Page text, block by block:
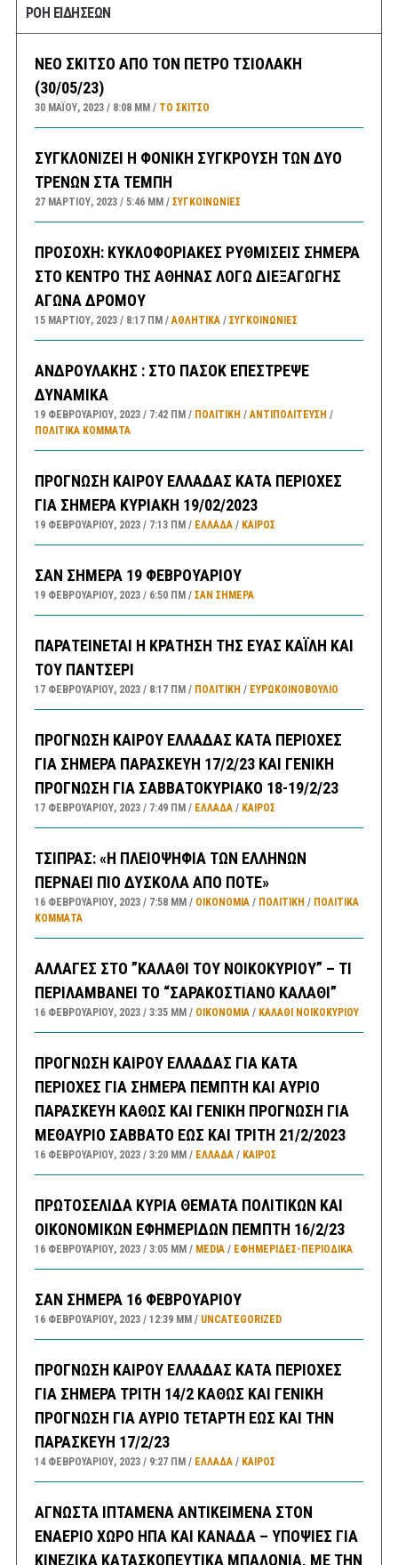
ΡΟΗ ΕΙΔΗΣΕΩΝ
ΝΕΟ ΣΚΙΤΣΟ ΑΠΟ ΤΟΝ ΠΕΤΡΟ ΤΣΙΟΛΑΚΗ
(30/05/23)
30 ΜΑΪ́ΟΥ, 2023 8:08 ΜΜ ΤΟ ΣΚΊΤΣΟ
ΣΥΓΚΛΟΝΙΖΕΙ Η ΦΟΝΙΚΗ ΣΥΓΚΡΟΥΣΗ ΤΩΝ ΔΥΟ
ΤΡΕΝΩΝ ΣΤΑ ΤΕΜΠΗ
27 ΜΑΡΤΊΟΥ, 2023 5:46 ΜΜ ΣΥΓΚΟΙΝΩΝΊΕΣ
ΠΡΟΣΟΧΗ: ΚΥΚΛΟΦΟΡΙΑΚΕΣ ΡΥΘΜΙΣΕΙΣ ΣΗΜΕΡΑ
ΣΤΟ ΚΕΝΤΡΟ ΤΗΣ ΑΘΗΝΑΣ ΛΟΓΩ ΔΙΕΞΑΓΩΓΗΣ
ΑΓΩΝΑ ΔΡΟΜΟΥ
15 ΜΑΡΤΊΟΥ, 2023 8:17 ΠΜ ΑΘΛΗΤΙΚΑ/ ΣΥΓΚΟΙΝΩΝΊΕΣ
ΑΝΔΡΟΥΛΑΚΗΣ : ΣΤΟ ΠΑΣΟΚ ΕΠΕΣΤΡΕΨΕ
ΔΥΝΑΜΙΚΑ
19 ΦΕΒΡΟΥΑΡΊΟΥ, 2023 7:42 ΠΜ ΠΟΛΙΤΙΚΗ /ΑΝΤΙΠΟΛΊΤΕΥΣΗ /
ΠΟΛΙΤΙΚΆ ΚΌΜΜΑΤΑ
ΠΡΟΓΝΩΣΗ ΚΑΙΡΟΥ ΕΛΛΑΔΑΣ ΚΑΤΑ ΠΕΡΙΟΧΕΣ
ΓΙΑ ΣΗΜΕΡΑ ΚΥΡΙΑΚΗ 19/02/2023
19 ΦΕΒΡΟΥΑΡΊΟΥ, 2023 7:13 ΠΜ ΕΛΛΑΔA/ ΚΑΙΡΌΣ
ΣΑΝ ΣΗΜΕΡΑ 19 ΦΕΒΡΟΥΑΡΙΟΥ
19 ΦΕΒΡΟΥΑΡΊΟΥ, 2023 6:50 ΠΜ ΣΑΝ ΣΉΜΕΡΑ
ΠΑΡΑΤΕΙΝΕΤΑΙ Η ΚΡΑΤΗΣΗ ΤΗΣ ΕΥΑΣ ΚΑΪΛΗ ΚΑΙ
ΤΟΥ ΠΑΝΤΣΕΡΙ
17 ΦΕΒΡΟΥΑΡΊΟΥ, 2023 8:17 ΠΜ ΠΟΛΙΤΙΚΗ / ΕΥΡΩΚΟΙΝΟΒΟΥΛΙΟ
ΠΡΟΓΝΩΣΗ ΚΑΙΡΟΥ ΕΛΛΑΔΑΣ ΚΑΤΑ ΠΕΡΙΟΧΕΣ
ΓΙΑ ΣΗΜΕΡΑ ΠΑΡΑΣΚΕΥΗ 17/2/23 ΚΑΙ ΓΕΝΙΚΗ
ΠΡΟΓΝΩΣΗ ΓΙΑ ΣΑΒΒΑΤΟΚΥΡΙΑΚΟ 18-19/2/23
17 ΦΕΒΡΟΥΑΡΊΟΥ, 2023 7:49 ΠΜ ΕΛΛΑΔA/ ΚΑΙΡΌΣ
ΤΣΙΠΡΑΣ: «Η ΠΛΕΙΟΨΗΦΙΑ ΤΩΝ ΕΛΛΗΝΩΝ
ΠΕΡΝΑΕΙ ΠΙΟ ΔΥΣΚΟΛΑ ΑΠΟ ΠΟΤΕ»
16 ΦΕΒΡΟΥΑΡΊΟΥ, 2023 7:58 ΜΜ ΟΙΚΟΝΟΜΙΑ/ ΠΟΛΙΤΙΚΗ / ΠΟΛΙΤΙΚΆ
ΚΌΜΜΑΤΑ
ΑΛΛΑΓΕΣ ΣΤΟ ”ΚΑΛΑΘΙ ΤΟΥ ΝΟΙΚΟΚΥΡΙΟΥ” – ΤΙ
ΠΕΡΙΛΑΜΒΑΝΕΙ ΤΟ “ΣΑΡΑΚΟΣΤΙΑΝΟ ΚΑΛΑΘΙ”
16 ΦΕΒΡΟΥΑΡΊΟΥ, 2023 3:35 ΜΜ ΟΙΚΟΝΟΜΙΑ/ ΚΑΛΑΘΙ ΝΟΙΚΟΚΥΡΙΟΥ
ΠΡΟΓΝΩΣΗ ΚΑΙΡΟΥ ΕΛΛΑΔΑΣ ΓΙΑ ΚΑΤΑ
ΠΕΡΙΟΧΕΣ ΓΙΑ ΣΗΜΕΡΑ ΠΕΜΠΤΗ ΚΑΙ ΑΥΡΙΟ
ΠΑΡΑΣΚΕΥΗ ΚΑΘΩΣ ΚΑΙ ΓΕΝΙΚΗ ΠΡΟΓΝΩΣΗ ΓΙΑ
ΜΕΘΑΥΡΙΟ ΣΑΒΒΑΤΟ ΕΩΣ ΚΑΙ ΤΡΙΤΗ 21/2/2023
16 ΦΕΒΡΟΥΑΡΊΟΥ, 2023 3:20 ΜΜ ΕΛΛΑΔA/ ΚΑΙΡΌΣ
ΠΡΩΤΟΣΕΛΙΔΑ ΚΥΡΙΑ ΘΕΜΑΤΑ ΠΟΛΙΤΙΚΩΝ ΚΑΙ
ΟΙΚΟΝΟΜΙΚΩΝ ΕΦΗΜΕΡΙΔΩΝ ΠΕΜΠΤΗ 16/2/23
16 ΦΕΒΡΟΥΑΡΊΟΥ, 2023 3:05 ΜΜ MEDIA/ ΕΦΗΜΕΡΊΔΕΣ-ΠΕΡΙΟΔΙΚΆ
ΣΑΝ ΣΗΜΕΡΑ 16 ΦΕΒΡΟΥΑΡΙΟΥ
16 ΦΕΒΡΟΥΑΡΊΟΥ, 2023 12:39 ΜΜ UNCATEGORIZED
ΠΡΟΓΝΩΣΗ ΚΑΙΡΟΥ ΕΛΛΑΔΑΣ ΚΑΤΑ ΠΕΡΙΟΧΕΣ
ΓΙΑ ΣΗΜΕΡΑ ΤΡΙΤΗ 14/2 ΚΑΘΩΣ ΚΑΙ ΓΕΝΙΚΗ
ΠΡΟΓΝΩΣΗ ΓΙΑ ΑΥΡΙΟ ΤΕΤΑΡΤΗ ΕΩΣ ΚΑΙ ΤΗΝ
ΠΑΡΑΣΚΕΥΗ 17/2/23
14 ΦΕΒΡΟΥΑΡΊΟΥ, 2023 9:27 ΠΜ ΕΛΛΑΔA/ ΚΑΙΡΌΣ
ΑΓΝΩΣΤΑ ΙΠΤΑΜΕΝΑ ΑΝΤΙΚΕΙΜΕΝΑ ΣΤΟΝ
ΕΝΑΕΡΙΟ ΧΩΡΟ ΗΠΑ ΚΑΙ ΚΑΝΑΔΑ – ΥΠΟΨΙΕΣ ΓΙΑ
ΚΙΝΕΖΙΚΑ ΚΑΤΑΣΚΟΠΕΥΤΙΚΑ ΜΠΑΛΟΝΙΑ, ΜΕ ΤΗΝ